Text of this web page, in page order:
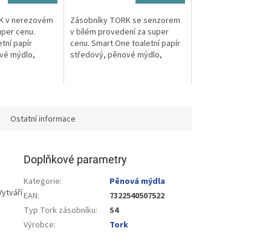
v nerezovém
cenu.
papír
mýdlo,
Zásobníky TORK se senzorem
v bílém provedení za super
cenu. Smart One toaletní papír
středový, pěnové mýdlo,
Ostatní informace
Doplňkové parametry
Kategorie:
Pěnová mýdla
EAN:
7322540507522
Typ Tork zásobníku:
S4
Výrobce: Tork